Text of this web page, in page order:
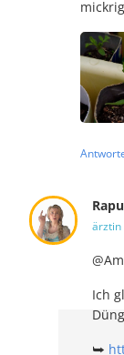
ärztin
Ich
⮩